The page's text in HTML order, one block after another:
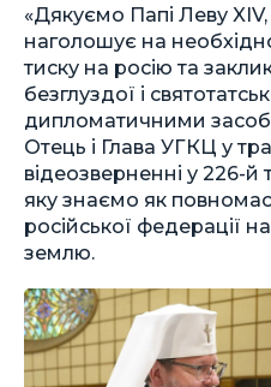
«Дякуємо Папі Леву
наголошує на
тиску на росію та
безглуздої і
дипломатичними
Отець і Глава УГКЦ у
відеозверненні у 226-й
яку знаємо як
російської федерації
землю.